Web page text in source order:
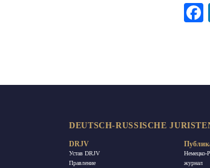
DEUTSCH-RUSSISCHE
DRJV
Устав DRJV
Правление
Немецко-
журнал